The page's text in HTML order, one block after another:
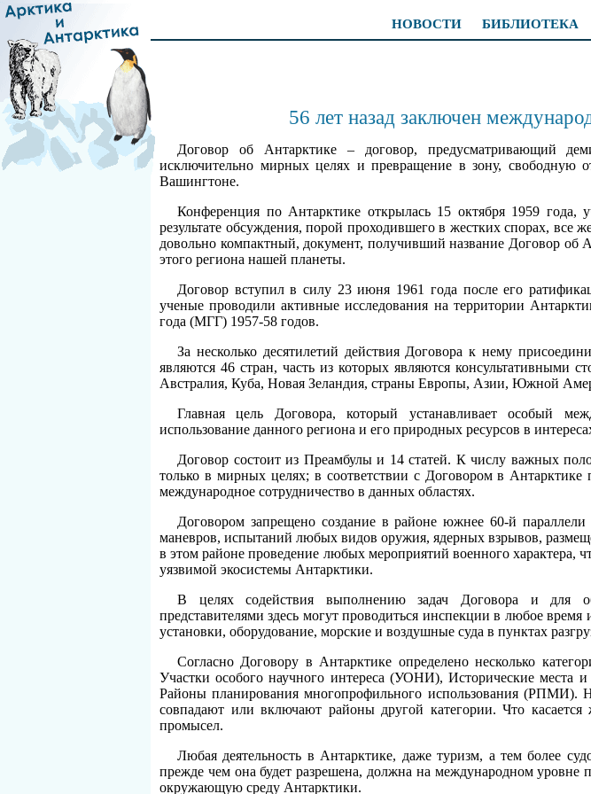
НОВОСТИ БИБЛИОТЕКА
56 лет назад заключен
Договор об Антарктике – договор, предусматривающий
исключительно мирных целях и превращение в зону, свободную
Вашингтоне.
Конференция по Антарктике открылась 15 октября 1959 года,
результате обсуждения, порой проходившего в жестких спорах, все
довольно компактный, документ, получивший название Договор об
этого региона нашей планеты.
Договор вступил в силу 23 июня 1961 года после его
ученые проводили активные исследования на территории
года (МГГ) 1957-58 годов.
За несколько десятилетий действия Договора к нему
являются 46 стран, часть из которых являются
Австралия, Куба, Новая Зеландия, страны Европы, Азии, Южной
Главная цель Договора, который устанавливает особый
использование данного региона и его природных ресурсов в
Договор состоит из Преамбулы и 14 статей. К числу важных
только в мирных целях; в соответствии с Договором в
международное сотрудничество в данных областях.
Договором запрещено создание в районе южнее 60-й
маневров, испытаний любых видов оружия, ядерных взрывов,
в этом районе проведение любых мероприятий военного характера,
уязвимой экосистемы Антарктики.
В целях содействия выполнению задач Договора и для
представителями здесь могут проводиться инспекции в любое
установки, оборудование, морские и воздушные суда в пунктах
Согласно Договору в Антарктике определено несколько
Участки особого научного интереса (УОНИ), Исторические
Районы планирования многопрофильного использования (РПМИ).
совпадают или включают районы другой категории. Что
промысел.
Любая деятельность в Антарктике, даже туризм, а тем более
прежде чем она будет разрешена, должна на международном уровне
окружающую среду Антарктики.